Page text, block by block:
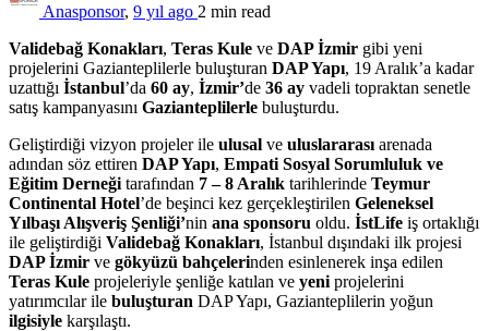
Anasponsor, 9 yıl ago 2 min read
Validebağ Konakları, Teras Kule ve DAP İzmir gibi yeni
projelerini Gazianteplilerle buluşturan DAP Yapı, 19 Aralık’a kadar
uzattığı İstanbul’da 60 ay, İzmir’de 36 ay vadeli topraktan senetle
satış kampanyasını Gazianteplilerle buluşturdu.
Geliştirdiği vizyon projeler ile ulusal ve uluslararası arenada
adından söz ettiren DAP Yapı, Empati Sosyal Sorumluluk ve
Eğitim Derneği tarafından 7 – 8 Aralık tarihlerinde Teymur
Continental Hotel’de beşinci kez gerçekleştirilen Geleneksel
Yılbaşı Alışveriş Şenliği’nin ana sponsoru oldu. İstLife iş ortaklığı
ile geliştirdiği Validebağ Konakları, İstanbul dışındaki ilk projesi
DAP İzmir ve gökyüzü bahçelerinden esinlenerek inşa edilen
Teras Kule projeleriyle şenliğe katılan ve yeni projelerini
yatırımcılar ile buluşturan DAP Yapı, Gazianteplilerin yoğun
ilgisiyle karşılaştı.